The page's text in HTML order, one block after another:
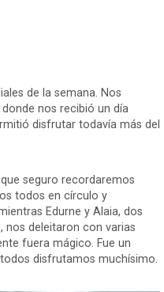
de la semana. Nos
nos recibió un día
disfrutar todavía más del
seguro recordaremos
todos en círculo y
Edurne y Alaia, dos
nos deleitaron con varias
fuera mágico. Fue un
disfrutamos muchísimo.